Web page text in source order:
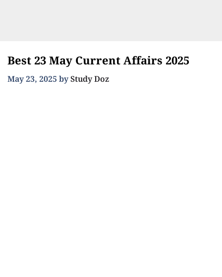
Best 23 May Current Affairs 2025
May 23, 2025 byStudy Doz